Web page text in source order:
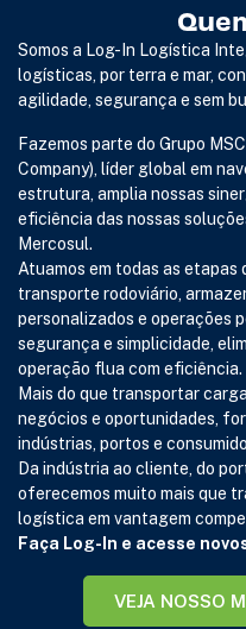
Somos a Log-In Logística
logísticas, por terra e mar,
agilidade, segurança e sem
Fazemos parte do Grupo
Company), líder global em
estrutura, amplia nossas
eficiência das nossas
Mercosul.
Atuamos em todas as
transporte rodoviário,
personalizados e operações
segurança e simplicidade,
operação flua com eficiência.
Mais do que transportar
negócios e oportunidades,
indústrias, portos e
Da indústria ao cliente, do
oferecemos muito mais que
logística em vantagem
Faça Log-In e acesse
VEJA NOSSO